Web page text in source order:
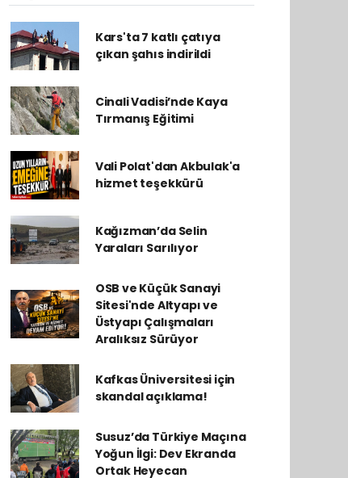
Kars'ta 7 katlı çatıya
çıkan şahıs indirildi
Cinali Vadisi’nde Kaya
Tırmanış Eğitimi
Vali Polat'dan Akbulak'a
hizmet teşekkürü
Kağızman’da Selin
Yaraları Sarılıyor
OSB ve Küçük Sanayi
Sitesi'nde Altyapı ve
Üstyapı Çalışmaları
Aralıksız Sürüyor
Kafkas Üniversitesi için
skandal açıklama!
Susuz’da Türkiye Maçına
Yoğun İlgi: Dev Ekranda
Ortak Heyecan